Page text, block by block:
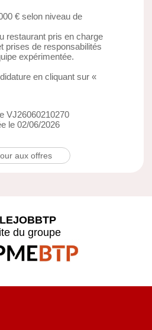
€ selon niveau de
restaurant pris en charge
prises de responsabilités
expérimentée.
en cliquant sur «
VJ26060210270
le 02/06/2026
aux offres
du groupe